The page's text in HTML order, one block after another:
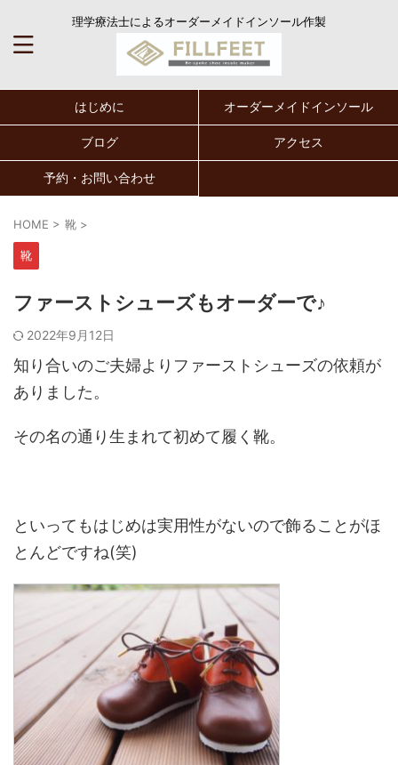
理学療法士によるオーダーメイドインソール作製
はじめに オーダーメイドインソール
ブログ アクセス
予約・お問い合わせ
HOME > 靴 >
靴
ファーストシューズもオーダーで♪
2022年9月12日
知り合いのご夫婦よりファーストシューズの依頼が
ありました。
その名の通り生まれて初めて履く靴。
といってもはじめは実用性がないので飾ることがほ
とんどですね(笑)